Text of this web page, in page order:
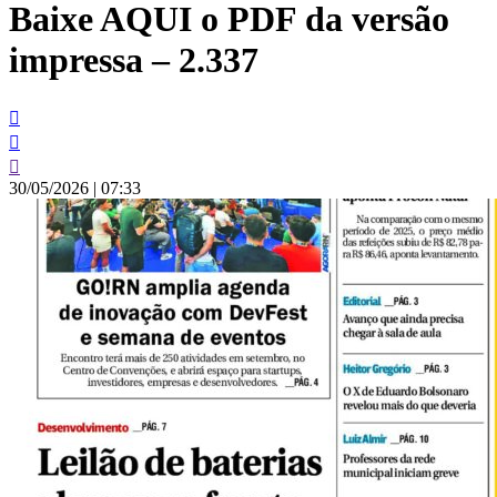
conteúdo
Baixe AQUI o PDF da versão
impressa – 2.337
30/05/2026 | 07:33